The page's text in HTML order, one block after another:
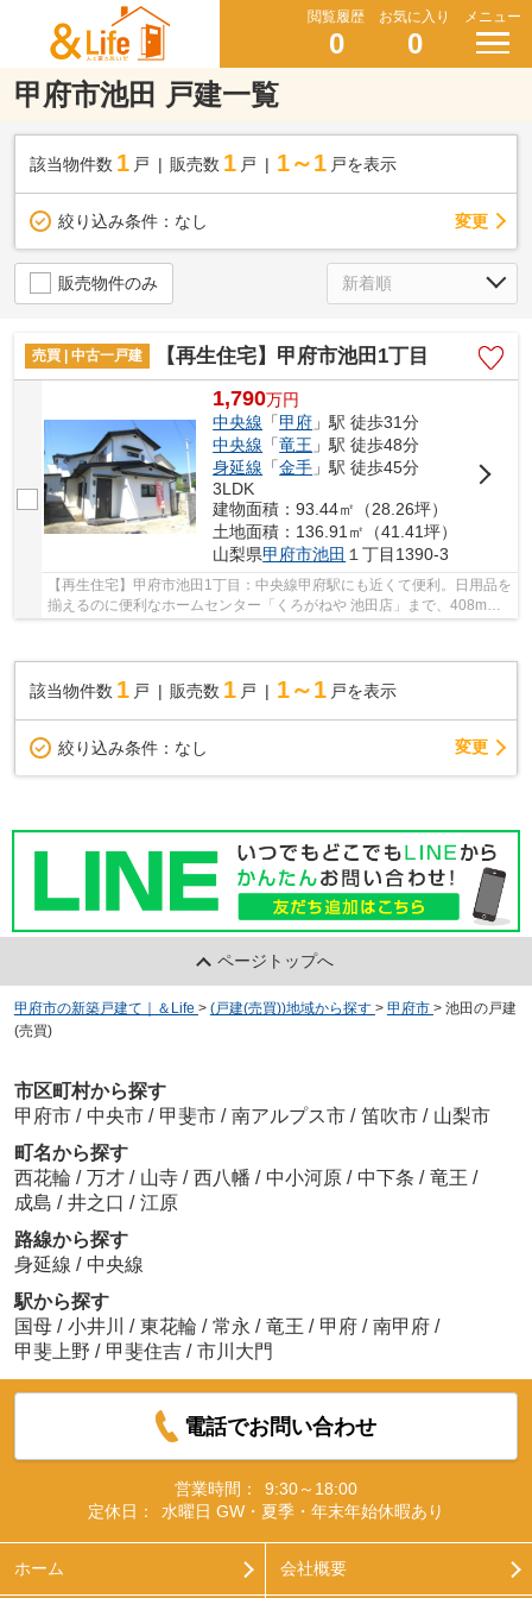
閲覧履歴
0
お気に入り
0
メニュー
甲府市池田 戸建一覧
該当物件数 1 戸 販売数 1 戸 1～1 戸を表示
絞り込み条件： なし 変更
販売物件のみ
売買 | 中古一戸建 【再生住宅】甲府市池田1丁目
1,790万円
中央線 「甲府 」駅 徒歩31分
中央線 「竜王 」駅 徒歩48分
身延線 「金手 」駅 徒歩45分
3LDK
建物面積：93.44㎡（28.26坪）
土地面積：136.91㎡（41.41坪）
山梨県甲府市池田 １丁目1390-3
【再生住宅】甲府市池田1丁目：中央線甲府駅にも近くて便利。日用品を
揃えるのに便利なホームセンター「くろがねや 池田店」まで、408mで
該当物件数 1 戸 販売数 1 戸 1～1 戸を表示
絞り込み条件： なし 変更
ページトップへ
甲府市の新築戸建て｜＆Life > (戸建(売買))地域から探す > 甲府市 > 池田の戸建
(売買)
市区町村から探す
甲府市 / 中央市 / 甲斐市 / 南アルプス市 / 笛吹市 / 山梨市
町名から探す
西花輪 / 万才 / 山寺 / 西八幡 / 中小河原 / 中下条 / 竜王 /
成島 / 井之口 / 江原
路線から探す
身延線 / 中央線
駅から探す
国母 / 小井川 / 東花輪 / 常永 / 竜王 / 甲府 / 南甲府 /
甲斐上野 / 甲斐住吉 / 市川大門
電話でお問い合わせ
営業時間：
9:30～18:00
定休日：
水曜日 GW・夏季・年末年始休暇あり
ホーム 会社概要